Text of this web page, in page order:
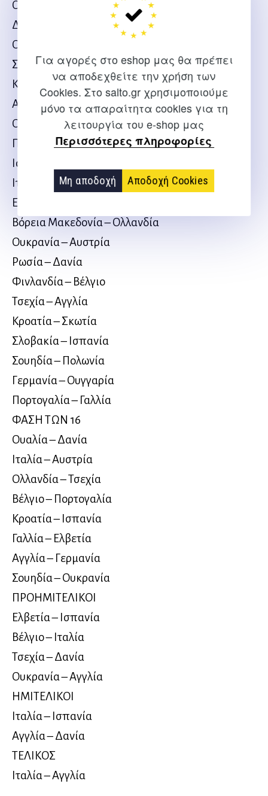
Για αγορές στο eshop μας θα πρέπει
να αποδεχθείτε την χρήση των
Cookies. Στο salto.gr χρησιμοποιούμε
μόνο τα απαραίτητα cookies για τη
λειτουργία του e-shop μας
Περισσότερες πληροφορίες
Μη αποδοχή Αποδοχή Cookies
Ουκρανία – Βόρεια Μακεδονία
Δανία – Βέλγιο
Ολλανδία – Αυστρία
Σουηδία – Σλοβακία
Κροατία – Τσεχία
Αγγλία – Σκωτία
Ουγγαρία – Γαλλία
Πορτογαλία – Γερμανία
Ισπανία – Πολωνία
Ιταλία – Ουαλία
Ελβετία – Τουρκία
Βόρεια Μακεδονία – Ολλανδία
Ουκρανία – Αυστρία
Ρωσία – Δανία
Φινλανδία – Βέλγιο
Τσεχία – Αγγλία
Κροατία – Σκωτία
Σλοβακία – Ισπανία
Σουηδία – Πολωνία
Γερμανία – Ουγγαρία
Πορτογαλία – Γαλλία
ΦΑΣΗ ΤΩΝ 16
Ουαλία – Δανία
Ιταλία – Αυστρία
Ολλανδία – Τσεχία
Βέλγιο – Πορτογαλία
Κροατία – Ισπανία
Γαλλία – Ελβετία
Αγγλία – Γερμανία
Σουηδία – Ουκρανία
ΠΡΟΗΜΙΤΕΛΙΚΟΙ
Ελβετία – Ισπανία
Βέλγιο – Ιταλία
Τσεχία – Δανία
Ουκρανία – Αγγλία
ΗΜΙΤΕΛΙΚΟΙ
Ιταλία – Ισπανία
Αγγλία – Δανία
ΤΕΛΙΚΟΣ
Ιταλία – Αγγλία